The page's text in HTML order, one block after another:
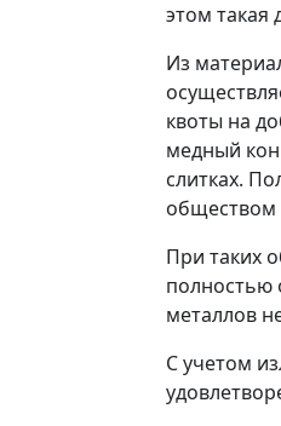
этом такая
Из
квоты на
медный
слитках.
При таких
полностью
металлов
С учетом